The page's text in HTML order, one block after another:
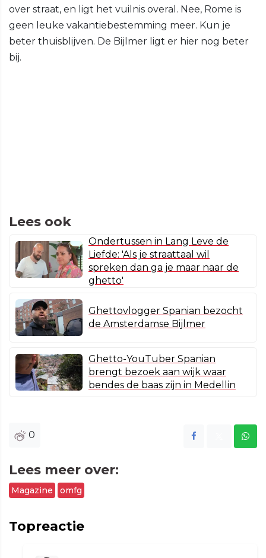
over straat, en ligt het vuilnis overal. Nee, Rome is
geen leuke vakantiebestemming meer. Kun je
beter thuisblijven. De Bijlmer ligt er hier nog beter
bij.
Lees ook
Ondertussen in Lang Leve de
Liefde: 'Als je straattaal wil
spreken dan ga je maar naar de
ghetto'
Ghettovlogger Spanian bezocht
de Amsterdamse Bijlmer
Ghetto-YouTuber Spanian
brengt bezoek aan wijk waar
bendes de baas zijn in Medellin
0
Lees meer over:
Magazine omfg
Topreactie